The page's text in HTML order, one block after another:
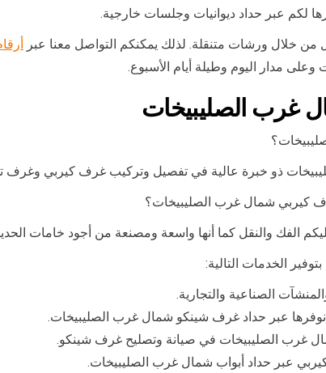
لكم عبر حداد ديوانيات وجلسات خارجية.
خلال ورشات متنقلة. لذلك يمكنكم التواصل معنا عبر
مدار اليوم وطيلة أيام الأسبوع.
غرب الصليبيخات
ذو خبرة عالية في تفصيل وتركيب غرف كيربي وغرف
كيربي شمال غرب الصليبيخات؟
الفك والنقل كما أنها واسعة ومصنعة من أجود خامات الحديد
الخدمات التالية:
الصناعية والتجارية.
عبر حداد غرف شينكو شمال غرب الصليبيخات.
غرب الصليبيخات في صيانة وتصليح غرف شينكو.
عبر حداد أبواب شمال غرب الصليبيخات.